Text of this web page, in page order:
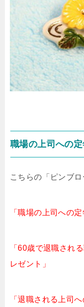
職場の上司への
こちらの「ピンブロ
「職場の上司への
「60歳で退職され
レゼント」
「退職される上司